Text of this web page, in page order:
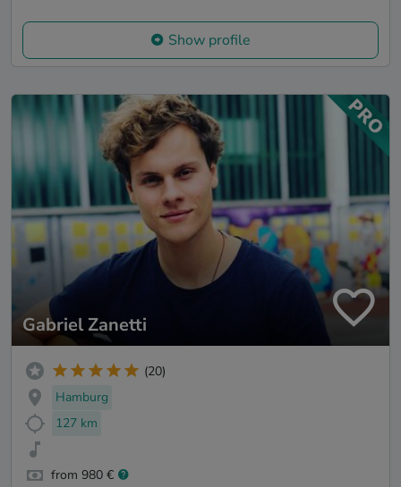
Show profile
Gabriel Zanetti
(20)
Hamburg
127 km
from 980 €